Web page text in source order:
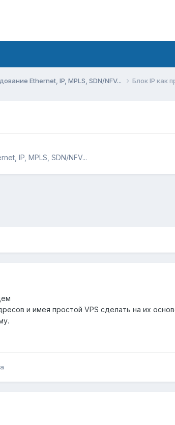
Ethernet, IP, MPLS, SDN/NFV... Блок IP как
IP, MPLS, SDN/NFV...
и имея простой VPS сделать на их